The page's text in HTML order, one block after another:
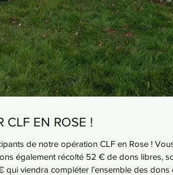
CLF EN ROSE !
de notre opération CLF en Rose !
également récolté 52 € de dons libres,
qui viendra compléter l’ensemble des